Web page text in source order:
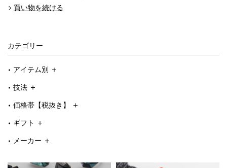
買い物を続ける
カテゴリー
アイテム別
技法
価格帯【税抜き】
ギフト
メーカー